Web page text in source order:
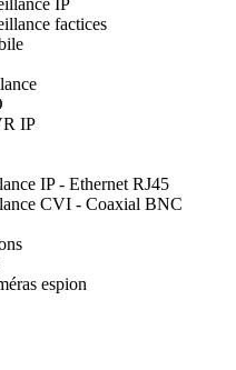
factices
IP
IP - Ethernet RJ45
CVI - Coaxial BNC
espion